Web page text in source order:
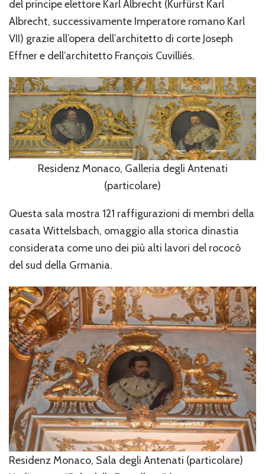
del principe elettore Karl Albrecht (Kurfürst Karl
Albrecht, successivamente Imperatore romano Karl
VII) grazie all’opera dell’architetto di corte Joseph
Effner e dell’architetto François Cuvilliés.
Residenz Monaco, Galleria degli Antenati
(particolare)
Questa sala mostra 121 raffigurazioni di membri della
casata Wittelsbach, omaggio alla storica dinastia
considerata come uno dei più alti lavori del rococò
del sud della Grmania.
Residenz Monaco, Sala degli Antenati (particolare)